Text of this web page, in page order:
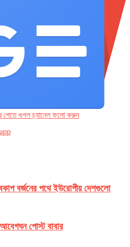
পেতে গুগল চ‌্যানেল ফলো করুন
বর্জনের পথে ইউরোপীয় দেশগুলো
পোস্ট বাবার